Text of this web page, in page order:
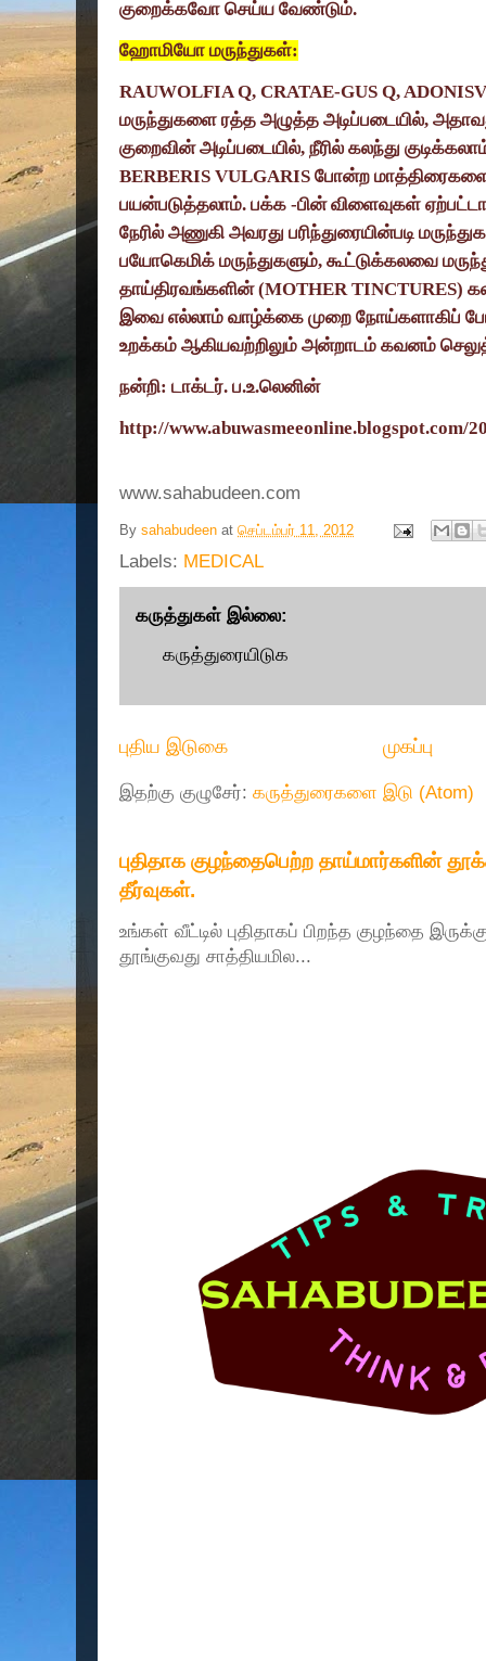
குறைக்கவோ செய்ய வேண்டும்.
ஹோமியோ மருந்துகள்:
RAUWOLFIA Q, CRATAE-GUS Q,
மருந்துகளை ரத்த அழுத்த அடிப்படையில்,
குறைவின் அடிப்படையில், நீரில் கலந்து
BERBERIS VULGARIS போன்ற
பயன்படுத்தலாம். பக்க -பின் விளைவுகள்
நேரில் அணுகி அவரது பரிந்துரையின்படி
பயோகெமிக் மருந்துகளும், கூட்டுக்கலவை
தாய்திரவங்களின் (MOTHER TINCTURES)
இவை எல்லாம் வாழ்க்கை முறை நோய்களாகிப்
உறக்கம் ஆகியவற்றிலும் அன்றாடம் கவனம்
நன்றி: டாக்டர். ப.உ.லெனின்
http://www.abuwasmeeonline.blogspot.com/
www.sahabudeen.com
By sahabudeen at செப்டம்பர் 11, 2012
Labels: MEDICAL
கருத்துகள் இல்லை:
கருத்துரையிடுக
புதிய இடுகை முகப்பு
இதற்கு குழுசேர்: கருத்துரைகளை இடு (Atom)
புதிதாக குழந்தைபெற்ற தாய்மார்களின்
தீர்வுகள்.
உங்கள் வீட்டில் புதிதாகப் பிறந்த குழந்தை
தூங்குவது சாத்தியமில...